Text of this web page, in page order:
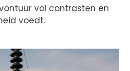
vol contrasten en
voedt.